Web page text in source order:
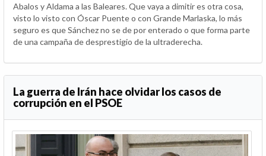
Abalos y Aldama a las Baleares. Que vaya a dimitir es otra cosa,
visto lo visto con Óscar Puente o con Grande Marlaska, lo más
seguro es que Sánchez no se de por enterado o que forma parte
de una campaña de desprestigio de la ultraderecha.
La guerra de Irán hace olvidar los casos de
corrupción en el PSOE